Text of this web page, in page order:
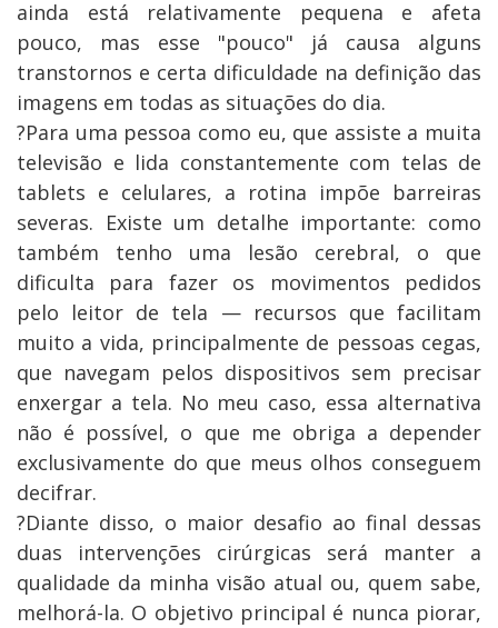
ainda está relativamente pequena e afeta
pouco, mas esse "pouco" já causa alguns
transtornos e certa dificuldade na definição das
imagens em todas as situações do dia.
?Para uma pessoa como eu, que assiste a muita
televisão e lida constantemente com telas de
tablets e celulares, a rotina impõe barreiras
severas. Existe um detalhe importante: como
também tenho uma lesão cerebral, o que
dificulta para fazer os movimentos pedidos
pelo leitor de tela — recursos que facilitam
muito a vida, principalmente de pessoas cegas,
que navegam pelos dispositivos sem precisar
enxergar a tela. No meu caso, essa alternativa
não é possível, o que me obriga a depender
exclusivamente do que meus olhos conseguem
decifrar.
?Diante disso, o maior desafio ao final dessas
duas intervenções cirúrgicas será manter a
qualidade da minha visão atual ou, quem sabe,
melhorá-la. O objetivo principal é nunca piorar,